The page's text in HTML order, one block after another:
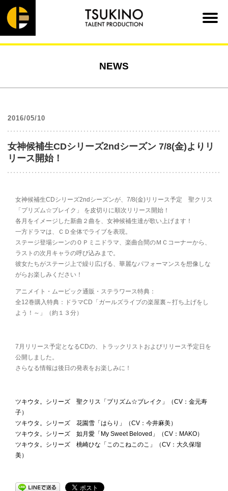
NEWS
2016/05/10
女神候補生CDシリーズ2ndシーズン 7/8(金)よりリ
リース開始！
女神候補生CDシリーズ2ndシーズンが、7/8(金)リリース予定 聖クリス
「プリズム☆ブレイク」 を皮切りに順次リリース開始！
各月をイメージした新曲２曲を、女神候補生達が歌い上げます！
一方ドラマは、ＣＤ全体でライブを表現。
ステージ登場シーンのＯＰミニドラマ、楽曲合間のＭＣコーナーから、
ラストの次月キャラの呼び込みまで。
彼女たちがステージ上で繰り広げる、華麗なパフォーマンスを想像しな
がらお楽しみください！
アニメイト・ムービック通販・ステラワース特典：
全12巻購入特典：ドラマCD「ガールズライブの楽屋裏～打ち上げをし
よう！～」（約１３分）
7月リリース予定となるCDの、トラックリストおよびリリース予定日を
公開しました。
さらなる情報は後日の発表をお楽しみに！
ツキウタ。シリーズ 聖クリス「プリズム☆ブレイク」（CV：金元寿
子）
ツキウタ。シリーズ 花園雪「はらり」（CV：今井麻美）
ツキウタ。シリーズ 如月愛「My Sweet Beloved」（CV：MAKO）
ツキウタ。シリーズ 桃崎ひな「このこねこのこ」（CV：大久保瑠
美）